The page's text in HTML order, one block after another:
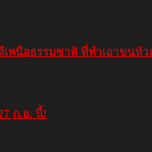
เหนือธรรมชาติ ที่ทำเอาขนหั
ก.ย. นี้!